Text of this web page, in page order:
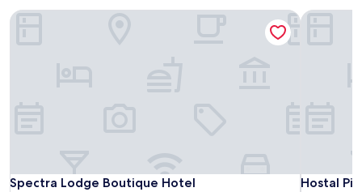
Spectra Lodge Boutique Hotel
Spectra Lodge Boutique Hotel
Spectra Lodge Boutique Hotel
Hostal
Hostal
Hostal